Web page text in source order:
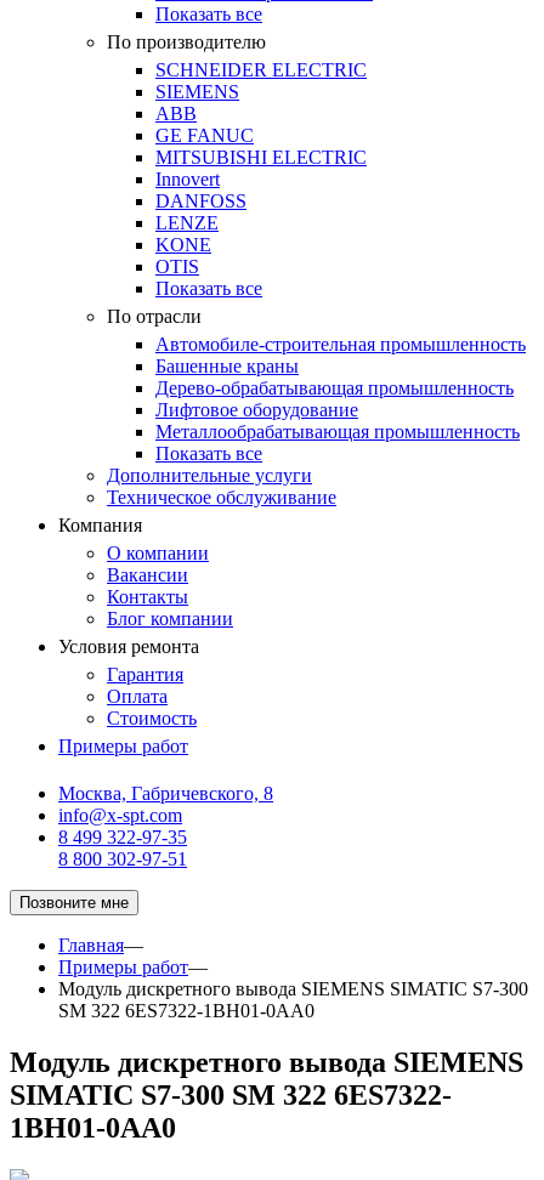
Показать все
По производителю
SCHNEIDER ELECTRIC
SIEMENS
ABB
GE FANUC
MITSUBISHI ELECTRIC
Innovert
DANFOSS
LENZE
KONE
OTIS
Показать все
По отрасли
Автомобиле-строительная промышленность
Башенные краны
Дерево-обрабатывающая промышленность
Лифтовое оборудование
Металлообрабатывающая промышленность
Показать все
Дополнительные услуги
Техническое обслуживание
Компания
О компании
Вакансии
Контакты
Блог компании
Условия ремонта
Гарантия
Оплата
Стоимость
Примеры работ
Москва, Габричевского, 8
info@x-spt.com
8 499 322-97-35
8 800 302-97-51
Позвоните мне
Главная—
Примеры работ—
Модуль дискретного вывода SIEMENS SIMATIC S7-300
SM 322 6ES7322-1BH01-0AA0
Модуль дискретного вывода SIEMENS
SIMATIC S7-300 SM 322 6ES7322-
1BH01-0AA0